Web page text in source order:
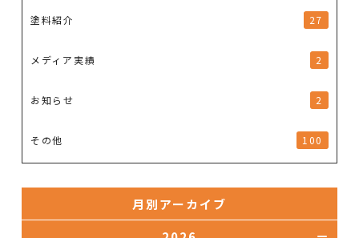
塗料紹介 27
メディア実績 2
お知らせ 2
その他 100
月別アーカイブ